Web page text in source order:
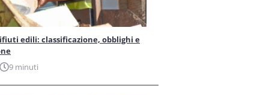
edili: classificazione, obblighi e
9 minuti